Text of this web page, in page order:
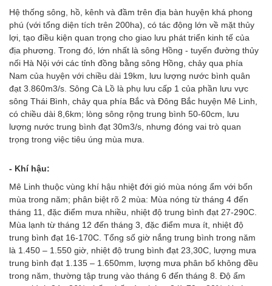
Hệ thống sông, hồ, kênh và đầm trên địa bàn huyện khá phong
phú (với tổng diện tích trên 200ha), có tác động lớn về mặt thủy
lợi, tạo điều kiện quan trọng cho giao lưu phát triển kinh tế của
địa phương. Trong đó, lớn nhất là sông Hồng - tuyến đường thủy
nối Hà Nội với các tỉnh đồng bằng sông Hồng, chảy qua phía
Nam của huyện với chiều dài 19km, lưu lượng nước bình quân
đạt 3.860m3/s. Sông Cà Lồ là phụ lưu cấp 1 của phần lưu vực
sông Thái Bình, chảy qua phía Bắc và Đông Bắc huyện Mê Linh,
có chiều dài 8,6km; lòng sông rộng trung bình 50-60cm, lưu
lượng nước trung bình đạt 30m3/s, nhưng đóng vai trò quan
trọng trong việc tiêu úng mùa mưa.
- Khí hậu:
Mê Linh thuộc vùng khí hậu nhiệt đới gió mùa nóng ẩm với bốn
mùa trong năm; phân biệt rõ 2 mùa: Mùa nóng từ tháng 4 đến
tháng 11, đặc điểm mưa nhiều, nhiệt độ trung bình đạt 27-290C.
Mùa lạnh từ tháng 12 đến tháng 3, đặc điểm mưa ít, nhiệt độ
trung bình đạt 16-170C. Tổng số giờ nắng trung bình trong năm
là 1.450 – 1.550 giờ, nhiệt độ trung bình đạt 23,30C, lượng mưa
trung bình đạt 1.135 – 1.650mm, lượng mưa phân bố không đều
trong năm, thường tập trung vào tháng 6 đến tháng 8. Độ ẩm